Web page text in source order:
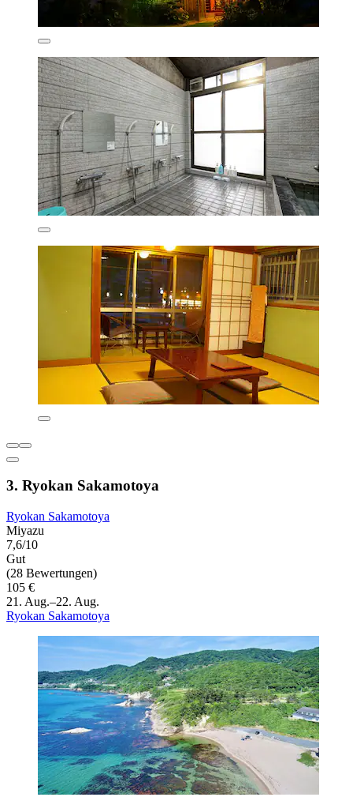
3. Ryokan Sakamotoya
Ryokan Sakamotoya
Miyazu
7,6/10
Gut
(28 Bewertungen)
105 €
21. Aug.–22. Aug.
Ryokan Sakamotoya